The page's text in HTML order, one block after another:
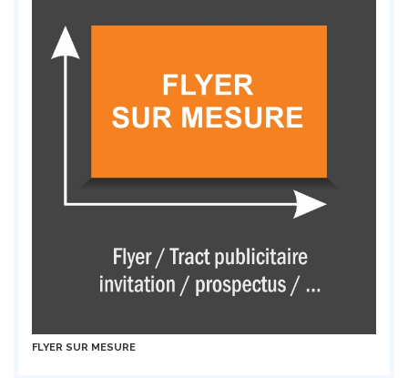
FLYER SUR MESURE